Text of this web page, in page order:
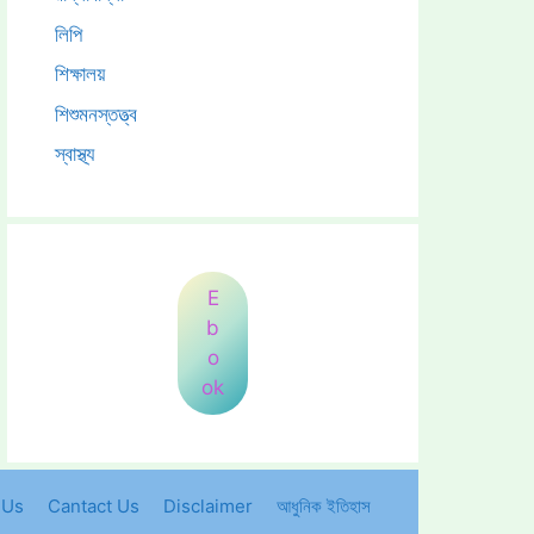
লিপি
শিক্ষালয়
শিশুমনস্তত্ত্ব
স্বাস্থ্য
E
b
o
ok
Cantact Us Disclaimer আধুনিক ইতিহাস